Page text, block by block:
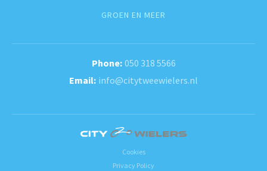
GROEN EN MEER
050 318 5566
info@citytweewielers.nl
Cookies
Privacy Policy